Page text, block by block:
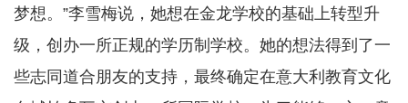
梦想。”李雪梅说，她想在金龙学校的基础上转型升
级，创办一所正规的学历制学校。她的想法得到了一
些志同道合朋友的支持，最终确定在意大利教育文化